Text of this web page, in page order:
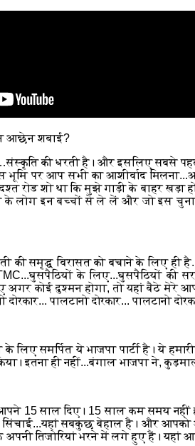
आछेन शबाई?
की धरती है। और इसलिए सबसे
पर आप सभी का आशीर्वाद
रोड शो था कि मुझे गाड़ी के बाहर
के लोग इन बच्चों से ले लें और जो इस
की समृद्ध विरासत को बचाने के लिए ही
के लिए...घुसपैठियों की
अगर कोई दुश्मन होगा, तो यहां बैठे मेरे
पालटानो दोरकार... पालटानो
लिए समर्पित ये भाजपा पार्टी है। ये
इतना ही नहीं...बंगाल भाजपा ने,
आपने 15 साल दिए। 15 साल कम समय नहीं
सिंचाई...यहां सबकुछ बेहाल है। और आपको
अपनी तिजोरियां भरने में लगे हुए हैं।